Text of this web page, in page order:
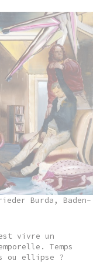
Burda, Baden-
vivre un
Temps
ou ellipse ?